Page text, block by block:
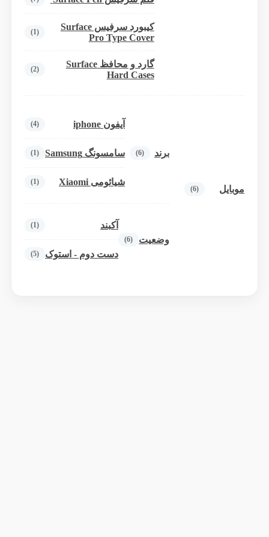
کیبورد سرفیس Surface
Pro Type Cover
(1)
گارد و محافظ Surface
Hard Cases
(2)
موبایل (6)
برند (6)
آیفون iphone (4)
سامسونگ Samsung (1)
شیائومی Xiaomi (1)
وضعیت (6)
آکبند (1)
دست دوم - استوک (5)